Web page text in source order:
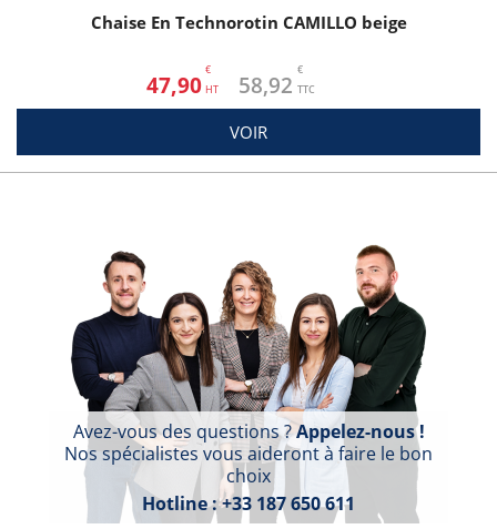
Chaise En Technorotin CAMILLO beige
47,90
€
HT
58,92
€
VOIR
Avez-vous des questions ?Appelez-nous !
Nos spécialistes vous aideront à faire le bon
choix
Hotline :+33 187 650 611